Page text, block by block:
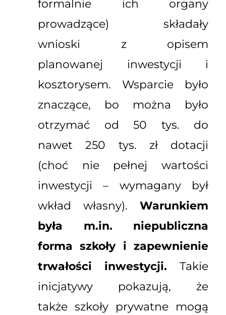
formalnie ich organy
prowadzące) składały
wnioski z opisem
planowanej inwestycji i
kosztorysem. Wsparcie było
znaczące, bo można było
otrzymać od 50 tys. do
nawet 250 tys. zł dotacji
(choć nie pełnej wartości
inwestycji – wymagany był
wkład własny). Warunkiem
była m.in. niepubliczna
forma szkoły i zapewnienie
trwałości inwestycji. Takie
inicjatywy pokazują, że
także szkoły prywatne mogą